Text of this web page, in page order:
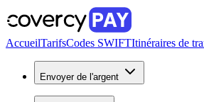
AccueilTarifsCodes SWIFTItinéraires de
Envoyer de l'argent